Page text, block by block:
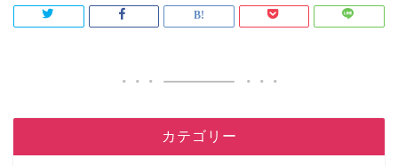
カテゴリー